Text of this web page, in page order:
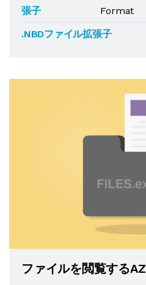
張子
Format
.NBDファイル拡張子
ファイルを閲覧するAZ